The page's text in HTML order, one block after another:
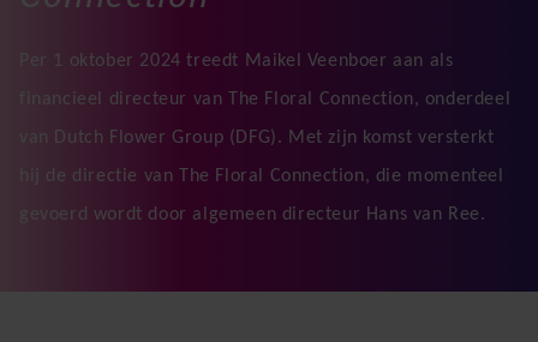
Per 1 oktober 2024 treedt Maikel Veenboer aan als
financieel directeur van The Floral Connection, onderdeel
van Dutch Flower Group (DFG). Met zijn komst versterkt
hij de directie van The Floral Connection, die momenteel
gevoerd wordt door algemeen directeur Hans van Ree.